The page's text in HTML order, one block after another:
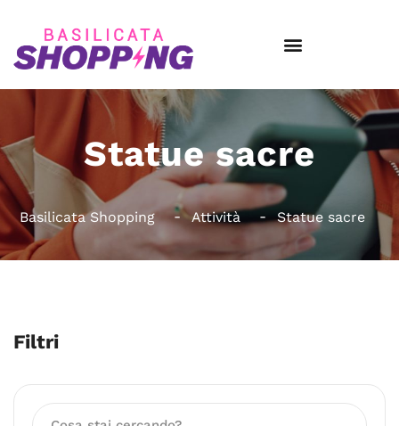
Statue sacre
Basilicata Shopping Attività Statue sacre
Filtri